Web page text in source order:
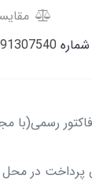
فاکتور رسمی(با
پرداخت در محل